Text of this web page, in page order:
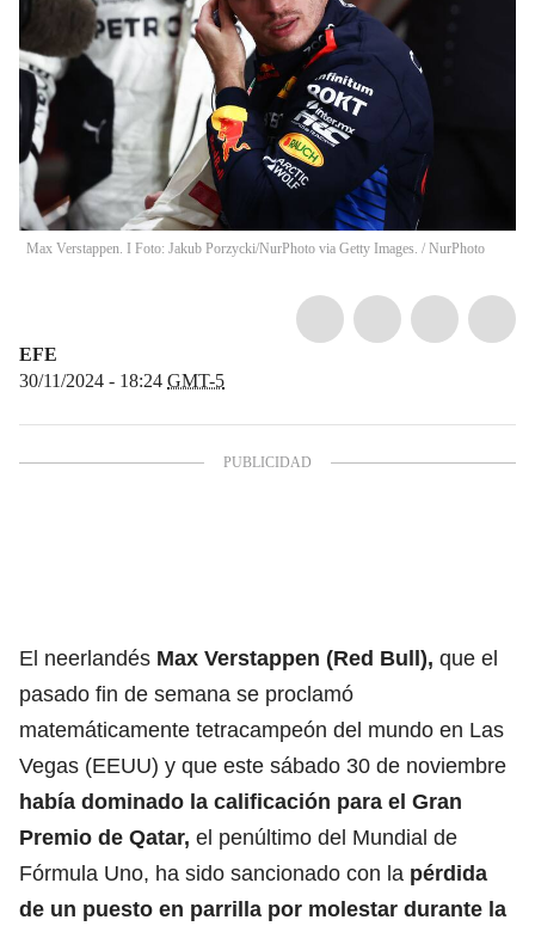
Max Verstappen. I Foto: Jakub Porzycki/NurPhoto via Getty Images. / NurPhoto
EFE
30/11/2024 - 18:24 GMT-5
El neerlandés Max Verstappen (Red Bull), que el
pasado fin de semana se proclamó
matemáticamente tetracampeón del mundo en Las
Vegas (EEUU) y que este sábado 30 de noviembre
había dominado la calificación para el Gran
Premio de Qatar, el penúltimo del Mundial de
Fórmula Uno, ha sido sancionado con la pérdida
de un puesto en parrilla por molestar durante la